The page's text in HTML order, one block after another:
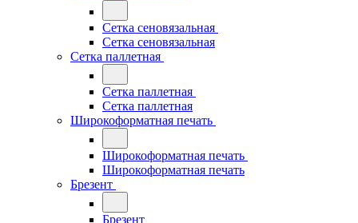
Сетка сеновязальная
Сетка сеновязальная
Сетка паллетная
Сетка паллетная
Сетка паллетная
Широкоформатная печать
Широкоформатная печать
Широкоформатная печать
Брезент
Брезент